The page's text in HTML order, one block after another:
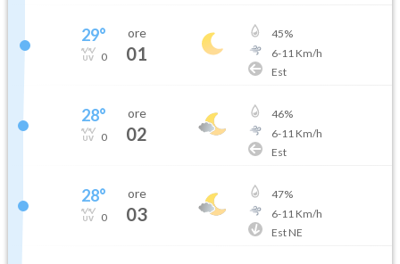
29°
0
ore
01
45%
6-11 Km/h
Est
28°
0
ore
02
46%
6-11 Km/h
Est
28°
0
ore
03
47%
6-11 Km/h
Est NE